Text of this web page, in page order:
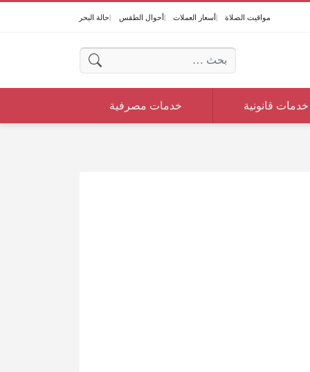
مواقيت الصلاة أسعار العملات أحوال الطقس حالة البحر
البحث عن:
خدمات قانونية خدمات مصرفية